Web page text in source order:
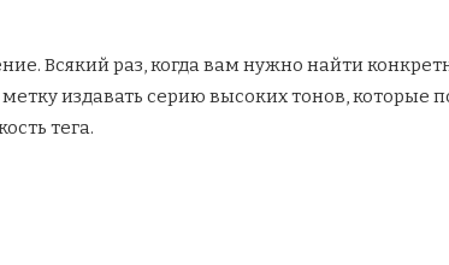
Всякий раз, когда вам нужно найти
издавать серию высоких тонов, которые
тега.